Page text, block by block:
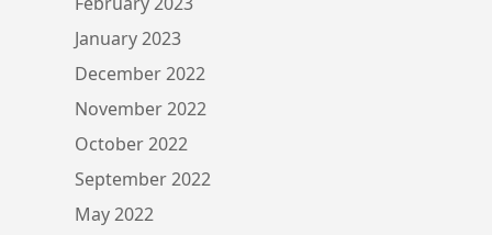
January 2023
December 2022
November 2022
October 2022
September 2022
May 2022